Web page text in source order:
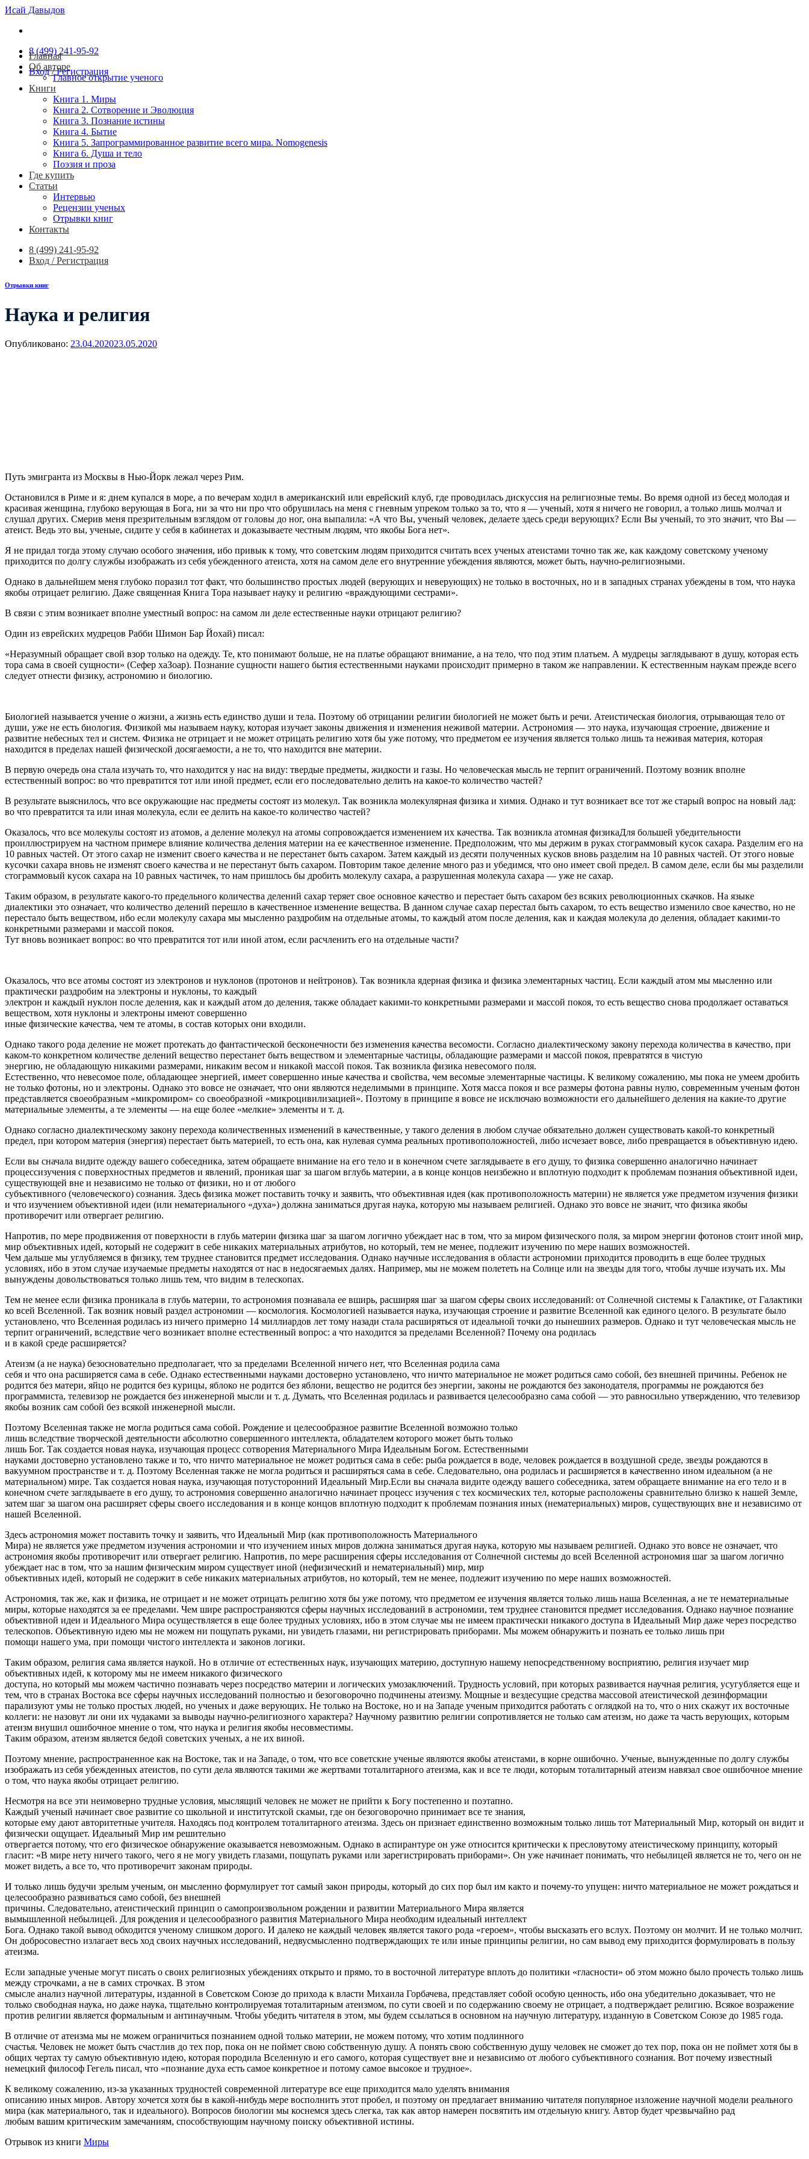
Skip
content
Исай Давыдов
8 (499) 241-95-92
Вход / Регистрация
Главная
Об авторе
Главное открытие ученого
Книги
Книга 1. Миры
Книга 2. Сотворение и Эволюция
Книга 3. Познание истины
Книга 4. Бытие
Книга 5. Запрограммированное развитие всего мира. Nomogenesis
Книга 6. Душа и тело
Поэзия и проза
Где купить
Статьи
Интервью
Рецензии ученых
Отрывки книг
Контакты
8 (499) 241-95-92
Вход / Регистрация
Отрывки книг
Наука и религия
Опубликовано: 23.04.202023.05.2020
Путь эмигранта из Москвы в Нью-Йорк лежал через Рим.
Остановился в Риме и я: днем купался в море, а по вечерам ходил в американский или еврейский клуб, где проводилась дискуссия на религиозные темы. Во время одной из бесед молодая и
красивая женщина, глубоко верующая в Бога, ни за что ни про что обрушилась на меня с гневным упреком только за то, что я — ученый, хотя я ничего не говорил, а только лишь молчал и
слушал других. Смерив меня презрительным взглядом от головы до ног, она выпалила: «А что Вы, ученый человек, делаете здесь среди верующих? Если Вы ученый, то это значит, что Вы —
атеист. Ведь это вы, ученые, сидите у себя в кабинетах и доказываете честным людям, что якобы Бога нет».
Я не придал тогда этому случаю особого значения, ибо привык к тому, что советским людям приходится считать всех ученых атеистами точно так же, как каждому советскому ученому
приходится по долгу службы изображать из себя убежденного атеиста, хотя на самом деле его внутренние убеждения являются, может быть, научно-религиозными.
Однако в дальнейшем меня глубоко поразил тот факт, что большинство простых людей (верующих и неверующих) не только в восточных, но и в западных странах убеждены в том, что наука
якобы отрицает религию. Даже священная Книга Тора называет науку и религию «враждующими сестрами».
В связи с этим возникает вполне уместный вопрос: на самом ли деле естественные науки отрицают религию?
Один из еврейских мудрецов Рабби Шимон Бар Йохай) писал:
«Неразумный обращает свой взор только на одежду. Те, кто понимают больше, не на платье обращают внимание, а на тело, что под этим платьем. А мудрецы заглядывают в душу, которая есть
тора сама в своей сущности» (Сефер хаЗоар). Познание сущности нашего бытия естественными науками происходит примерно в таком же направлении. К естественным наукам прежде всего
следует отнести физику, астрономию и биологию.
Биологией называется учение о жизни, а жизнь есть единство души и тела. Поэтому об отрицании религии биологией не может быть и речи. Атеистическая биология, отрывающая тело от
души, уже не есть биология. Физикой мы называем науку, которая изучает законы движения и изменения неживой материи. Астрономия — это наука, изучающая строение, движение и
развитие небесных тел и систем. Физика не отрицает и не может отрицать религию хотя бы уже потому, что предметом ее изучения является только лишь та неживая материя, которая
находится в пределах нашей физической досягаемости, а не то, что находится вне материи.
В первую очередь она стала изучать то, что находится у нас на виду: твердые предметы, жидкости и газы. Но человеческая мысль не терпит ограничений. Поэтому возник вполне
естественный вопрос: во что превратится тот или иной предмет, если его последовательно делить на какое-то количество частей?
В результате выяснилось, что все окружающие нас предметы состоят из молекул. Так возникла молекулярная физика и химия. Однако и тут возникает все тот же старый вопрос на новый лад:
во что превратится та или иная молекула, если ее делить на какое-то количество частей?
Оказалось, что все молекулы состоят из атомов, а деление молекул на атомы сопровождается изменением их качества. Так возникла атомная физикаДля большей убедительности
проиллюстрируем на частном примере влияние количества деления материи на ее качественное изменение. Предположим, что мы держим в руках стограммовый кусок сахара. Разделим его на
10 равных частей. От этого сахар не изменит своего качества и не перестанет быть сахаром. Затем каждый из десяти полученных кусков вновь разделим на 10 равных частей. От этого новые
кусочки сахара вновь не изменят своего качества и не перестанут быть сахаром. Повторим такое деление много раз и убедимся, что оно имеет свой предел. В самом деле, если бы мы разделили
стограммовый кусок сахара на 10 равных частичек, то нам пришлось бы дробить молекулу сахара, а разрушенная молекула сахара — уже не сахар.
Таким образом, в результате какого-то предельного количества делений сахар теряет свое основное качество и перестает быть сахаром без всяких революционных скачков. На языке
диалектики это означает, что количество делений перешло в качественное изменение вещества. В данном случае сахар перестал быть сахаром, то есть вещество изменило свое качество, но не
перестало быть веществом, ибо если молекулу сахара мы мысленно раздробим на отдельные атомы, то каждый атом после деления, как и каждая молекула до деления, обладает какими-то
конкретными размерами и массой покоя.
Тут вновь возникает вопрос: во что превратится тот или иной атом, если расчленить его на отдельные части?
Оказалось, что все атомы состоят из электронов и нуклонов (протонов и нейтронов). Так возникла ядерная физика и физика элементарных частиц. Если каждый атом мы мысленно или
практически раздробим на электроны и нуклоны, то каждый
электрон и каждый нуклон после деления, как и каждый атом до деления, также обладает какими-то конкретными размерами и массой покоя, то есть вещество снова продолжает оставаться
веществом, хотя нуклоны и электроны имеют совершенно
иные физические качества, чем те атомы, в состав которых они входили.
Однако такого рода деление не может протекать до фантастической бесконечности без изменения качества весомости. Согласно диалектическому закону перехода количества в качество, при
каком-то конкретном количестве делений вещество перестанет быть веществом и элементарные частицы, обладающие размерами и массой покоя, превратятся в чистую
энергию, не обладающую никакими размерами, никаким весом и никакой массой покоя. Так возникла физика невесомого поля.
Естественно, что невесомое поле, обладающее энергией, имеет совершенно иные качества и свойства, чем весомые элементарные частицы. К великому сожалению, мы пока не умеем дробить
не только фотоны, но и электроны. Однако это вовсе не означает, что они являются неделимыми в принципе. Хотя масса покоя и все размеры фотона равны нулю, современным ученым фотон
представляется своеобразным «микромиром» со своеобразной «микроцивилизацией». Поэтому в принципе я вовсе не исключаю возможности его дальнейшего деления на какие-то другие
материальные элементы, а те элементы — на еще более «мелкие» элементы и т. д.
Однако согласно диалектическому закону перехода количественных изменений в качественные, у такого деления в любом случае обязательно должен существовать какой-то конкретный
предел, при котором материя (энергия) перестает быть материей, то есть она, как нулевая сумма реальных противоположностей, либо исчезает вовсе, либо превращается в объективную идею.
Если вы сначала видите одежду вашего собеседника, затем обращаете внимание на его тело и в конечном счете заглядываете в его душу, то физика совершенно аналогично начинает
процессизучения с поверхностных предметов и явлений, проникая шаг за шагом вглубь материи, а в конце концов неизбежно и вплотную подходит к проблемам познания объективной идеи,
существующей вне и независимо не только от физики, но и от любого
субъективного (человеческого) сознания. Здесь физика может поставить точку и заявить, что объективная идея (как противоположность материи) не является уже предметом изучения физики
и что изучением объективной идеи (или нематериального «духа») должна заниматься другая наука, которую мы называем религией. Однако это вовсе не значит, что физика якобы
противоречит или отвергает религию.
Напротив, по мере продвижения от поверхности в глубь материи физика шаг за шагом логично убеждает нас в том, что за миром физического поля, за миром энергии фотонов стоит иной мир,
мир объективных идей, который не содержит в себе никаких материальных атрибутов, но который, тем не менее, подлежит изучению по мере наших возможностей.
Чем дальше мы углубляемся в физику, тем труднее становится предмет исследования. Однако научные исследования в области астрономии приходится проводить в еще более трудных
условиях, ибо в этом случае изучаемые предметы находятся от нас в недосягаемых далях. Например, мы не можем полететь на Солнце или на звезды для того, чтобы лучше изучать их. Мы
вынуждены довольствоваться только лишь тем, что видим в телескопах.
Тем не менее если физика проникала в глубь материи, то астрономия познавала ее вширь, расширяя шаг за шагом сферы своих исследований: от Солнечной системы к Галактике, от Галактики
ко всей Вселенной. Так возник новый раздел астрономии — космология. Космологией называется наука, изучающая строение и развитие Вселенной как единого целого. В результате было
установлено, что Вселенная родилась из ничего примерно 14 миллиардов лет тому назади стала расширяться от идеальной точки до нынешних размеров. Однако и тут человеческая мысль не
терпит ограничений, вследствие чего возникает вполне естественный вопрос: а что находится за пределами Вселенной? Почему она родилась
и в какой среде расширяется?
Атеизм (а не наука) безосновательно предполагает, что за пределами Вселенной ничего нет, что Вселенная родила сама
себя и что она расширяется сама в себе. Однако естественными науками достоверно установлено, что ничто материальное не может родиться само собой, без внешней причины. Ребенок не
родится без матери, яйцо не родится без курицы, яблоко не родится без яблони, вещество не родится без энергии, законы не рождаются без законодателя, программы не рождаются без
программиста, телевизор не рождается без инженерной мысли и т. д. Думать, что Вселенная родилась и развивается целесообразно сама собой — это равносильно утверждению, что телевизор
якобы возник сам собой без всякой инженерной мысли.
Поэтому Вселенная также не могла родиться сама собой. Рождение и целесообразное развитие Вселенной возможно только
лишь вследствие творческой деятельности абсолютно совершенного интеллекта, обладателем которого может быть только
лишь Бог. Так создается новая наука, изучающая процесс сотворения Материального Мира Идеальным Богом. Естественными
науками достоверно установлено также и то, что ничто материальное не может родиться сама в себе: рыба рождается в воде, человек рождается в воздушной среде, звезды рождаются в
вакуумном пространстве и т. д. Поэтому Вселенная также не могла родиться и расширяться сама в себе. Следовательно, она родилась и расширяется в качественно ином идеальном (а не
материальном) мире. Так создается новая наука, изучающая потусторонний Идеальный Мир.Если вы сначала видите одежду вашего собеседника, затем обращаете внимание на его тело и в
конечном счете заглядываете в его душу, то астрономия совершенно аналогично начинает процесс изучения с тех космических тел, которые расположены сравнительно близко к нашей Земле,
затем шаг за шагом она расширяет сферы своего исследования и в конце концов вплотную подходит к проблемам познания иных (нематериальных) миров, существующих вне и независимо от
нашей Вселенной.
Здесь астрономия может поставить точку и заявить, что Идеальный Мир (как противоположность Материального
Мира) не является уже предметом изучения астрономии и что изучением иных миров должна заниматься другая наука, которую мы называем религией. Однако это вовсе не означает, что
астрономия якобы противоречит или отвергает религию. Напротив, по мере расширения сферы исследования от Солнечной системы до всей Вселенной астрономия шаг за шагом логично
убеждает нас в том, что за нашим физическим миром существует иной (нефизический и нематериальный) мир, мир
объективных идей, который не содержит в себе никаких материальных атрибутов, но который, тем не менее, подлежит изучению по мере наших возможностей.
Астрономия, так же, как и физика, не отрицает и не может отрицать религию хотя бы уже потому, что предметом ее изучения является только лишь наша Вселенная, а не те нематериальные
миры, которые находятся за ее пределами. Чем шире распространяются сферы научных исследований в астрономии, тем труднее становится предмет исследования. Однако научное познание
объективной идеи и Идеального Мира осуществляется в еще более трудных условиях, ибо в этом случае мы не имеем практически никакого доступа в Идеальный Мир даже через посредство
телескопов. Объективную идею мы не можем ни пощупать руками, ни увидеть глазами, ни регистрировать приборами. Мы можем обнаружить и познать ее только лишь при
помощи нашего ума, при помощи чистого интеллекта и законов логики.
Таким образом, религия сама является наукой. Но в отличие от естественных наук, изучающих материю, доступную нашему непосредственному восприятию, религия изучает мир
объективных идей, к которому мы не имеем никакого физического
доступа, но который мы можем частично познавать через посредство материи и логических умозаключений. Трудность условий, при которых развивается научная религия, усугубляется еще и
тем, что в странах Востока все сферы научных исследований полностью и безоговорочно подчинены атеизму. Мощные и вездесущие средства массовой атеистической дезинформации
парализуют умы не только простых людей, но ученых и даже верующих. Не только на Востоке, но и на Западе ученым приходится работать с оглядкой на то, что о них скажут их восточные
коллеги: не назовут ли они их чудаками за выводы научно-религиозного характера? Научному развитию религии сопротивляется не только сам атеизм, но даже та часть верующих, которым
атеизм внушил ошибочное мнение о том, что наука и религия якобы несовместимы.
Таким образом, атеизм является бедой советских ученых, а не их виной.
Поэтому мнение, распространенное как на Востоке, так и на Западе, о том, что все советские ученые являются якобы атеистами, в корне ошибочно. Ученые, вынужденные по долгу службы
изображать из себя убежденных атеистов, по сути дела являются такими же жертвами тоталитарного атеизма, как и все те люди, которым тоталитарный атеизм навязал свое ошибочное мнение
о том, что наука якобы отрицает религию.
Несмотря на все эти неимоверно трудные условия, мыслящий человек не может не прийти к Богу постепенно и поэтапно.
Каждый ученый начинает свое развитие со школьной и институтской скамьи, где он безоговорочно принимает все те знания,
которые ему дают авторитетные учителя. Находясь под контролем тоталитарного атеизма. Здесь он признает единственно возможным только лишь тот Материальный Мир, который он видит и
физически ощущает. Идеальный Мир им решительно
отвергается потому, что его физическое обнаружение оказывается невозможным. Однако в аспирантуре он уже относится критически к пресловутому атеистическому принципу, который
гласит: «В мире нету ничего такого, чего я не могу увидеть глазами, пощупать руками или зарегистрировать приборами». Он уже начинает понимать, что небылицей является не то, чего он не
может видеть, а все то, что противоречит законам природы.
И только лишь будучи зрелым ученым, он мысленно формулирует тот самый закон природы, который до сих пор был им както и почему-то упущен: ничто материальное не может рождаться и
целесообразно развиваться само собой, без внешней
причины. Следовательно, атеистический принцип о самопроизвольном рождении и развитии Материального Мира является
вымышленной небылицей. Для рождения и целесообразного развития Материального Мира необходим идеальный интеллект
Бога. Однако такой вывод обходится ученому слишком дорого. И далеко не каждый человек является такого рода «героем», чтобы высказать его вслух. Поэтому он молчит. И не только молчит.
Он добросовестно излагает весь ход своих научных исследований, недвусмысленно подтверждающих те или иные принципы религии, но сам вывод ему приходится формулировать в пользу
атеизма.
Если западные ученые могут писать о своих религиозных убеждениях открыто и прямо, то в ­восточной литературе вплоть до политики «гласности» об этом можно было прочесть только лишь
между строчками, а не в самих строчках. В этом
смысле анализ научной литературы, изданной в Советском Союзе до прихода к власти Михаила Горбачева, представляет собой особую ценность, ибо она убедительно доказывает, что не
только свободная наука, но даже наука, тщательно контролируемая тоталитарным атеизмом, по сути своей и по содержанию своему не отрицает, а подтверждает религию. Всякое возражение
против религии является формальным и антинаучным. Чтобы убедить читателя в этом, мы будем ссылаться в основном на научную литературу, изданную в Советском Союзе до 1985 года.
В отличие от атеизма мы не можем ограничиться познанием одной только материи, не можем потому, что хотим подлинного
счастья. Человек не может быть счастлив до тех пор, пока он не поймет свою собственную душу. А понять свою собственную душу человек не сможет до тех пор, пока он не поймет хотя бы в
общих чертах ту самую объективную идею, которая породила Вселенную и его самого, которая существует вне и независимо от любого субъективного сознания. Вот почему известный
немецкий философ Гегель писал, что «познание духа есть самое конкретное и потому самое высокое и трудное».
К великому сожалению, из-за указанных трудностей современной литературе все еще приходится мало уделять внимания
описанию иных миров. Автору хочется хотя бы в какой-нибудь мере восполнить этот пробел, и поэтому он предлагает вниманию читателя популярное изложение научной модели реального
мира (как материального, так и идеального). Вопросов биологии мы коснемся здесь слегка, так как автор намерен посвятить им отдельную книгу. Автор будет чрезвычайно рад
любым вашим критическим замечаниям, способствующим научному поиску объективной истины.
Отрывок из книги Миры